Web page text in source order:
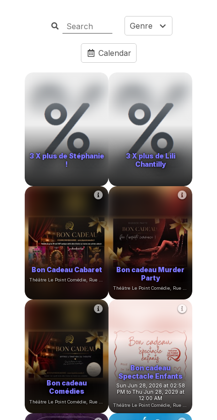
Genre
Calendar
3 X plus de Stéphanie
3 X plus de Lili
Chantilly
Bon Cadeau Cabaret Bon cadeau Murder